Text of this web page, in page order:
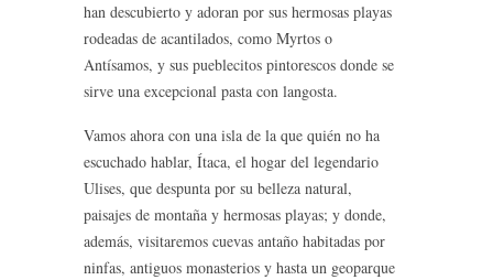
han descubierto y adoran por sus hermosas playas
rodeadas de acantilados, como Myrtos o
Antísamos, y sus pueblecitos pintorescos donde se
sirve una excepcional pasta con langosta.
Vamos ahora con una isla de la que quién no ha
escuchado hablar, Ítaca, el hogar del legendario
Ulises, que despunta por su belleza natural,
paisajes de montaña y hermosas playas; y donde,
además, visitaremos cuevas antaño habitadas por
ninfas, antiguos monasterios y hasta un geoparque